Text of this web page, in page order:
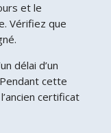
et le
Vérifiez que
délai d’un
cette
certificat